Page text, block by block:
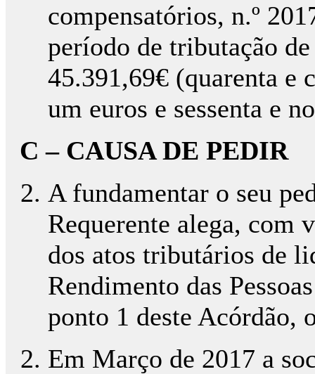
compensatórios, n.º
período de tributação
45.391,69€ (quarenta e
um euros e sessenta e
C – CAUSA DE PEDIR
A fundamentar o seu
Requerente alega, com
dos atos tributários de
Rendimento das
ponto 1 deste Acórdão,
Em Março de 2017 a